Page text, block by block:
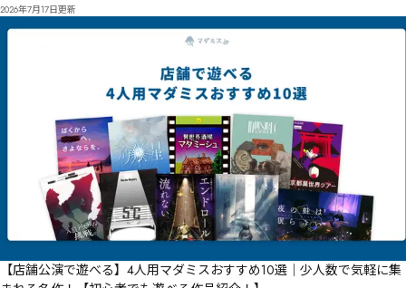
2026年7月17日更新
【店舗公演で遊べる】4人用マダミスおすすめ10選｜少人数で気軽に集